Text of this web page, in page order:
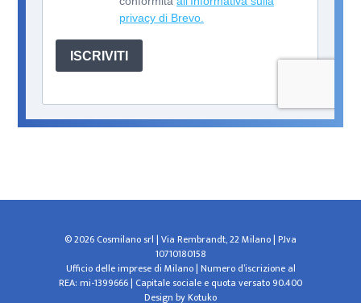
© 2026 Cosmilano srl | Via Rembrandt, 22 Milano | P.Iva
10710180158
Ufficio delle imprese di Milano | Numero d’iscrizione al
REA: mi-1399666 | Capitale sociale e quota versato 90.400
Design byKotuko